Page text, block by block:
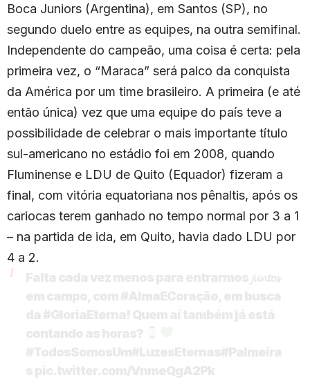
Boca Juniors (Argentina), em Santos (SP), no
segundo duelo entre as equipes, na outra semifinal.
Independente do campeão, uma coisa é certa: pela
primeira vez, o “Maraca” será palco da conquista
da América por um time brasileiro. A primeira (e até
então única) vez que uma equipe do país teve a
possibilidade de celebrar o mais importante título
sul-americano no estádio foi em 2008, quando
Fluminense e LDU de Quito (Equador) fizeram a
final, com vitória equatoriana nos pênaltis, após os
cariocas terem ganhado no tempo normal por 3 a 1
– na partida de ida, em Quito, havia dado LDU por
4 a 2.